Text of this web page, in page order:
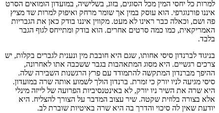
למרות כל יחסי המין מכל הסוגים, בזוג, בשלישיה, במועדון הומואים הסרט
איננו פורנוגרפי. הוא עוסק במין אך שומר מרחק ואיפוק למרות שד מציץ
פה ושם, וכאלה כבר ראינו לא מעט. מקווין איננו בודק כאן את הגבריות
האמריקאית, כמו כמה סרטים אחרים. הוא בודק ומתייחס לגוף הגבר
בלבד.
בניגוד לברנדון סיסי אחותו, שגם היא חובבת מין ונענית לגברים בקלות, יש
צרכים רגשיים. היא מסוג המתאהבות בגבר ששכבה אתו לאחרונה,
ההיפך מברנדון המתקשה להתמודד עם פרץ הרגשנות השבירה שלה.
סיסי מגיעה לניו יורק כי זמרת. ברנדון הולך לשמוע אותה שרה במועדון.
היא שרה את השיר ניו יורק, לא באינטנסיביות הפרועה של לייזה מינלי
אלא בצורה בלוזית שקטה. שיר עצוב המדבר על הצורך להצליח. היא
יודעת שאין לה סיכוי והדרך בה היא שרה באיטיות שוברת לב.